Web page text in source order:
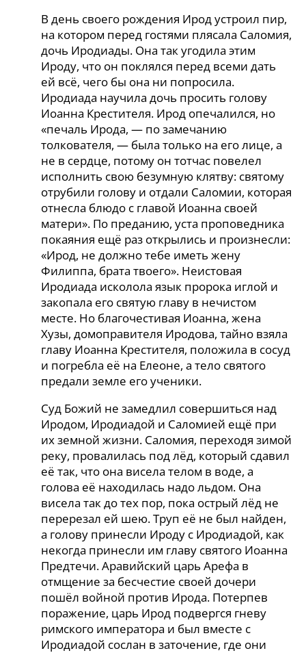
В день своего рождения Ирод устроил пир,
на котором перед гостями плясала Саломия,
дочь Иродиады. Она так угодила этим
Ироду, что он поклялся перед всеми дать
ей всё, чего бы она ни попросила.
Иродиада научила дочь просить голову
Иоанна Крестителя. Ирод опечалился, но
«печаль Ирода, — по замечанию
толкователя, — была только на его лице, а
не в сердце, потому он тотчас повелел
исполнить свою безумную клятву: святому
отрубили голову и отдали Саломии, которая
отнесла блюдо с главой Иоанна своей
матери». По преданию, уста проповедника
покаяния ещё раз открылись и произнесли:
«Ирод, не должно тебе иметь жену
Филиппа, брата твоего». Неистовая
Иродиада исколола язык пророка иглой и
закопала его святую главу в нечистом
месте. Но благочестивая Иоанна, жена
Хузы, домоправителя Иродова, тайно взяла
главу Иоанна Крестителя, положила в сосуд
и погребла её на Елеоне, а тело святого
предали земле его ученики.
Суд Божий не замедлил совершиться над
Иродом, Иродиадой и Саломией ещё при
их земной жизни. Саломия, переходя зимой
реку, провалилась под лёд, который сдавил
её так, что она висела телом в воде, а
голова её находилась надо льдом. Она
висела так до тех пор, пока острый лёд не
перерезал ей шею. Труп её не был найден,
а голову принесли Ироду с Иродиадой, как
некогда принесли им главу святого Иоанна
Предтечи. Аравийский царь Арефа в
отмщение за бесчестие своей дочери
пошёл войной против Ирода. Потерпев
поражение, царь Ирод подвергся гневу
римского императора и был вместе с
Иродиадой сослан в заточение, где они